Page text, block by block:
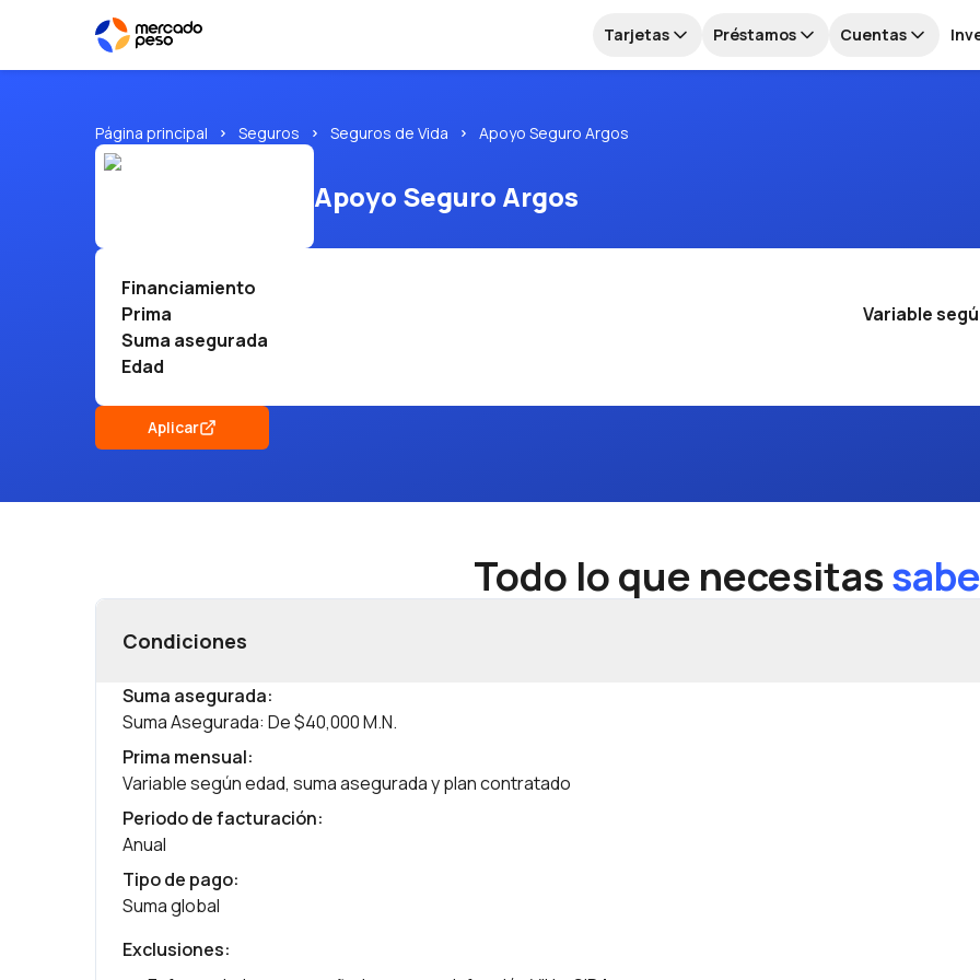
Tarjetas Préstamos Cuentas
Página principal Seguros Seguros de Vida Apoyo Seguro Argos
Apoyo Seguro Argos
Financiamiento
Prima
Variable
Suma asegurada
Edad
Aplicar
Todo lo que necesitas
Condiciones
Suma asegurada:
Suma Asegurada: De $40,000 M.N.
Prima mensual:
Variable según edad, suma asegurada y plan contratado
Periodo de facturación:
Anual
Tipo de pago:
Suma global
Exclusiones: